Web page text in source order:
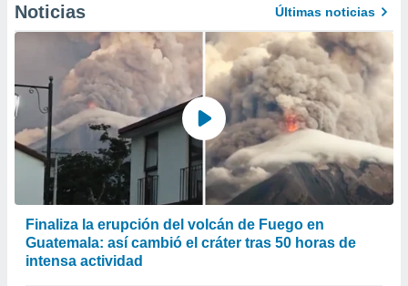
Noticias Últimas noticias
Finaliza la erupción del volcán de Fuego en
Guatemala: así cambió el cráter tras 50 horas de
intensa actividad